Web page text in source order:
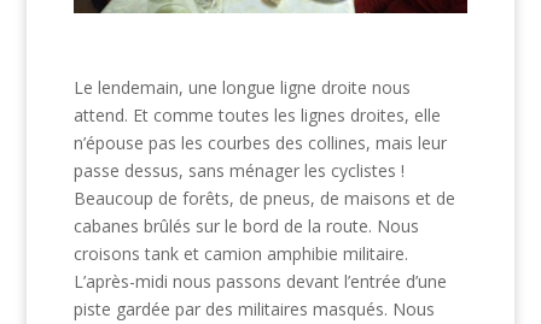
Le lendemain, une longue ligne droite nous
attend. Et comme toutes les lignes droites, elle
n’épouse pas les courbes des collines, mais leur
passe dessus, sans ménager les cyclistes !
Beaucoup de forêts, de pneus, de maisons et de
cabanes brûlés sur le bord de la route. Nous
croisons tank et camion amphibie militaire.
L’après-midi nous passons devant l’entrée d’une
piste gardée par des militaires masqués. Nous